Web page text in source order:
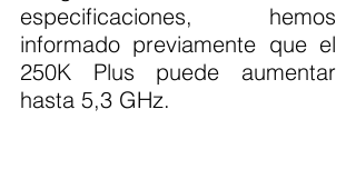
especificaciones, hemos
informado previamente que el
250K Plus puede aumentar
hasta 5,3 GHz.